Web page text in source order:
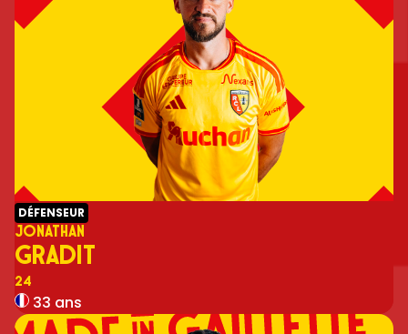
DÉFENSEUR
JONATHAN
GRADIT
Numéro
24
33 ans